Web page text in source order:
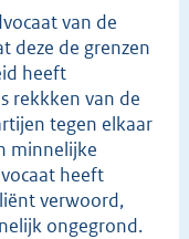
van de
deze de grenzen
heeft
rekkken van de
tegen elkaar
minnelijke
heeft
verwoord,
ongegrond.